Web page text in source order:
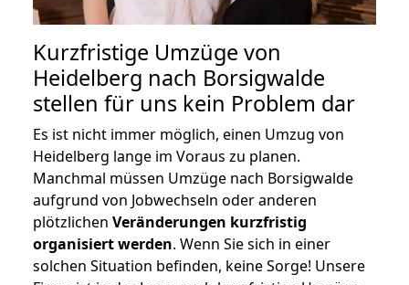
Kurzfristige Umzüge von
Heidelberg nach Borsigwalde
stellen für uns kein Problem dar
Es ist nicht immer möglich, einen Umzug von
Heidelberg lange im Voraus zu planen.
Manchmal müssen Umzüge nach Borsigwalde
aufgrund von Jobwechseln oder anderen
plötzlichen Veränderungen kurzfristig
organisiert werden. Wenn Sie sich in einer
solchen Situation befinden, keine Sorge! Unsere